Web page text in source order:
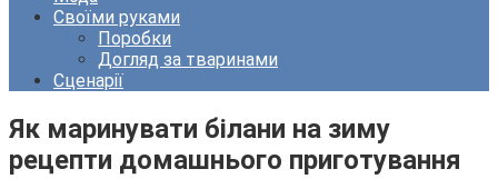
Своїми руками
Поробки
Догляд за тваринами
Сценарії
Як маринувати білани на зиму
рецепти домашнього приготування